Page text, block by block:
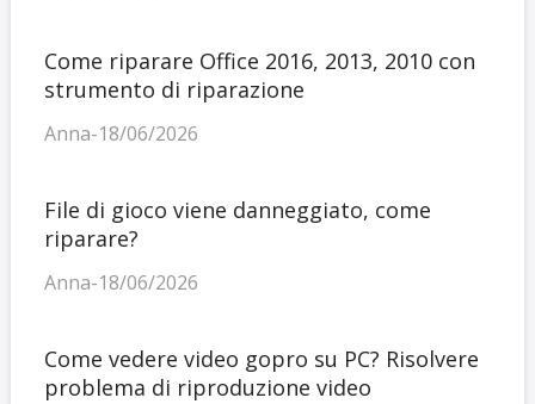
Come riparare Office 2016, 2013, 2010 con
strumento di riparazione
Anna-18/06/2026
File di gioco viene danneggiato, come
riparare?
Anna-18/06/2026
Come vedere video gopro su PC? Risolvere
problema di riproduzione video